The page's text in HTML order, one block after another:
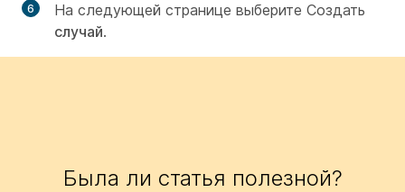
На следующей странице выберите Создать
случай.
Была ли статья полезной?